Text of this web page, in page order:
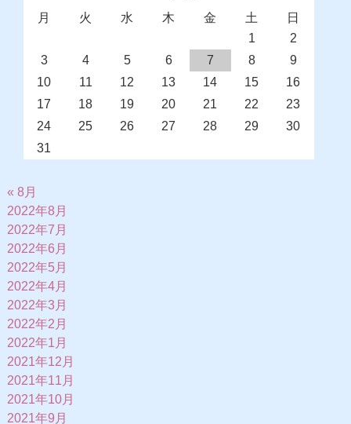
月
火 水 木 金 土
日
1
2
3
4 5 6 7 8
9
10
11 12 13 14 15
16
17
18 19 20 21 22
23
24
25 26 27 28 29
30
31
« 8月
2022年8月
2022年7月
2022年6月
2022年5月
2022年4月
2022年3月
2022年2月
2022年1月
2021年12月
2021年11月
2021年10月
2021年9月